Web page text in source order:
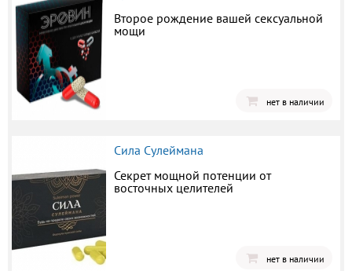
Второе рождение вашей сексуальной
мощи
нет в наличии
Сила Сулеймана
Секрет мощной потенции от
восточных целителей
нет в наличии